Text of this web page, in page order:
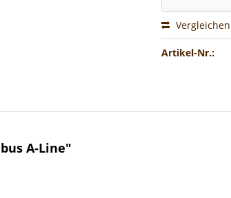
Vergleichen
Artikel-Nr.:
A-Line"